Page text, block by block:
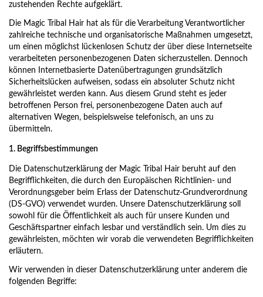
zustehenden Rechte aufgeklärt.
Die Magic Tribal Hair hat als für die Verarbeitung Verantwortlicher
zahlreiche technische und organisatorische Maßnahmen umgesetzt,
um einen möglichst lückenlosen Schutz der über diese Internetseite
verarbeiteten personenbezogenen Daten sicherzustellen. Dennoch
können Internetbasierte Datenübertragungen grundsätzlich
Sicherheitslücken aufweisen, sodass ein absoluter Schutz nicht
gewährleistet werden kann. Aus diesem Grund steht es jeder
betroffenen Person frei, personenbezogene Daten auch auf
alternativen Wegen, beispielsweise telefonisch, an uns zu
übermitteln.
1. Begriffsbestimmungen
Die Datenschutzerklärung der Magic Tribal Hair beruht auf den
Begrifflichkeiten, die durch den Europäischen Richtlinien- und
Verordnungsgeber beim Erlass der Datenschutz-Grundverordnung
(DS-GVO) verwendet wurden. Unsere Datenschutzerklärung soll
sowohl für die Öffentlichkeit als auch für unsere Kunden und
Geschäftspartner einfach lesbar und verständlich sein. Um dies zu
gewährleisten, möchten wir vorab die verwendeten Begrifflichkeiten
erläutern.
Wir verwenden in dieser Datenschutzerklärung unter anderem die
folgenden Begriffe: